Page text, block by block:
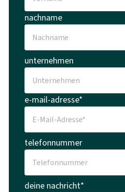
nachname
unternehmen
e-mail-adresse*
telefonnummer
deine nachricht*